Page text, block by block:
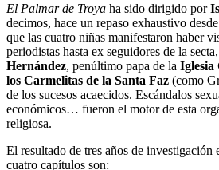
El Palmar de Troya ha sido dirigido por
decimos, hace un repaso exhaustivo
que las cuatro niñas manifestaron haber
periodistas hasta ex seguidores de la
Hernández, penúltimo papa de la Iglesia
los Carmelitas de la Santa Faz (como
de los sucesos acaecidos. Escándalos
económicos… fueron el motor de esta
religiosa.
El resultado de tres años de investigación
cuatro capítulos son: